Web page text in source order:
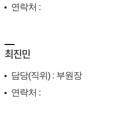
연락처 :
최진민
담당(직위) : 부원장
연락처 :